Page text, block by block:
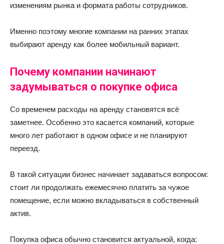
изменениям рынка и формата работы сотрудников.
Именно поэтому многие компании на ранних этапах
выбирают аренду как более мобильный вариант.
Почему компании начинают
задумываться о покупке офиса
Со временем расходы на аренду становятся всё
заметнее. Особенно это касается компаний, которые
много лет работают в одном офисе и не планируют
переезд.
В такой ситуации бизнес начинает задаваться вопросом:
стоит ли продолжать ежемесячно платить за чужое
помещение, если можно вкладываться в собственный
актив.
Покупка офиса обычно становится актуальной, когда: